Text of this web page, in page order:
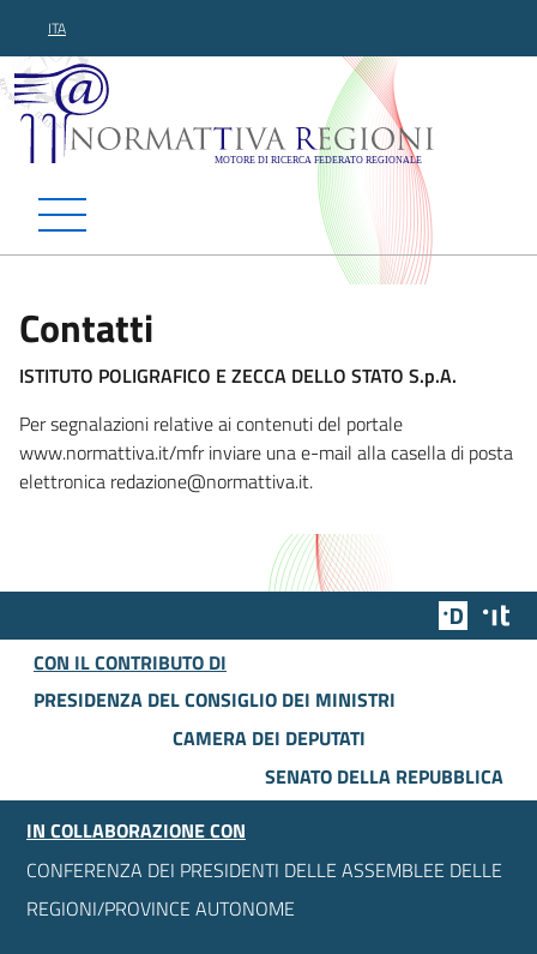
ITA
Normattiva Regioni -
Contatti
ISTITUTO POLIGRAFICO E ZECCA DELLO STATO S.p.A.
Per segnalazioni relative ai contenuti del portale
www.normattiva.it/mfr inviare una e-mail alla casella di posta
elettronica redazione@normattiva.it.
Team
CON IL CONTRIBUTO DI
PRESIDENZA DEL CONSIGLIO DEI MINISTRI
CAMERA DEI DEPUTATI
SENATO DELLA REPUBBLICA
IN COLLABORAZIONE CON
CONFERENZA DEI PRESIDENTI DELLE ASSEMBLEE DELLE
REGIONI/PROVINCE AUTONOME